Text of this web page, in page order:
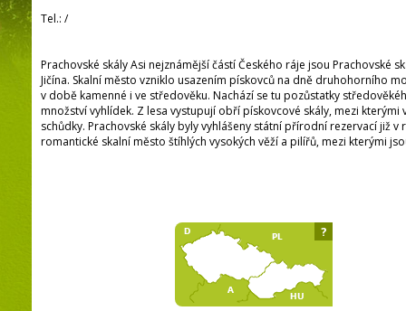
Tel.: /
Prachovské skály Asi nejznámější částí Českého ráje jsou Prachovské
Jičína. Skalní město vzniklo usazením pískovců na dně druhohorního
v době kamenné i ve středověku. Nachází se tu pozůstatky
množství vyhlídek. Z lesa vystupují obří pískovcové skály, mezi kterými
schůdky. Prachovské skály byly vyhlášeny státní přírodní rezervací již v
romantické skalní město štíhlých vysokých věží a pilířů, mezi kterými
?